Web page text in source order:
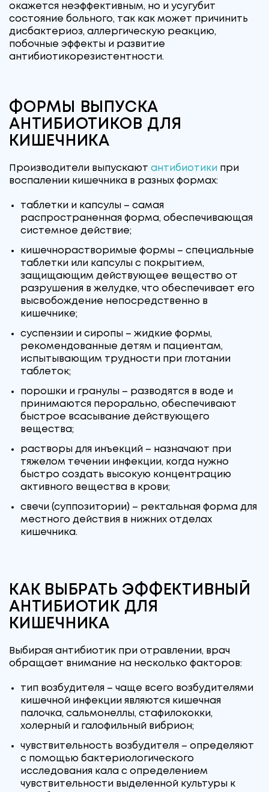
окажется неэффективным, но и усугубит
состояние больного, так как может причинить
дисбактериоз, аллергическую реакцию,
побочные эффекты и развитие
антибиотикорезистентности.
ФОРМЫ ВЫПУСКА
АНТИБИОТИКОВ ДЛЯ
КИШЕЧНИКА
Производители выпускают антибиотики при
воспалении кишечника в разных формах:
таблетки и капсулы – самая
распространенная форма, обеспечивающая
системное действие;
кишечнорастворимые формы – специальные
таблетки или капсулы с покрытием,
защищающим действующее вещество от
разрушения в желудке, что обеспечивает его
высвобождение непосредственно в
кишечнике;
суспензии и сиропы – жидкие формы,
рекомендованные детям и пациентам,
испытывающим трудности при глотании
таблеток;
порошки и гранулы – разводятся в воде и
принимаются перорально, обеспечивают
быстрое всасывание действующего
вещества;
растворы для инъекций – назначают при
тяжелом течении инфекции, когда нужно
быстро создать высокую концентрацию
активного вещества в крови;
свечи (суппозитории) – ректальная форма для
местного действия в нижних отделах
кишечника.
КАК ВЫБРАТЬ ЭФФЕКТИВНЫЙ
АНТИБИОТИК ДЛЯ
КИШЕЧНИКА
Выбирая антибиотик при отравлении, врач
обращает внимание на несколько факторов:
тип возбудителя – чаще всего возбудителями
кишечной инфекции являются кишечная
палочка, сальмонеллы, стафилококки,
холерный и галофильный вибрион;
чувствительность возбудителя – определяют
с помощью бактериологического
исследования кала с определением
чувствительности выделенной культуры к